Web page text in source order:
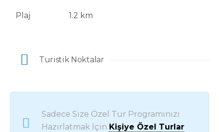
Plaj 1.2 km
Turistik Noktalar
Sadece Size Özel Tur Programınızı
Hazırlatmak İçin Kişiye Özel Turlar